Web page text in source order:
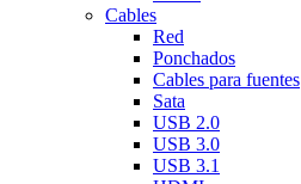
Cables
Red
Ponchados
Cables para fuentes
Sata
USB 2.0
USB 3.0
USB 3.1